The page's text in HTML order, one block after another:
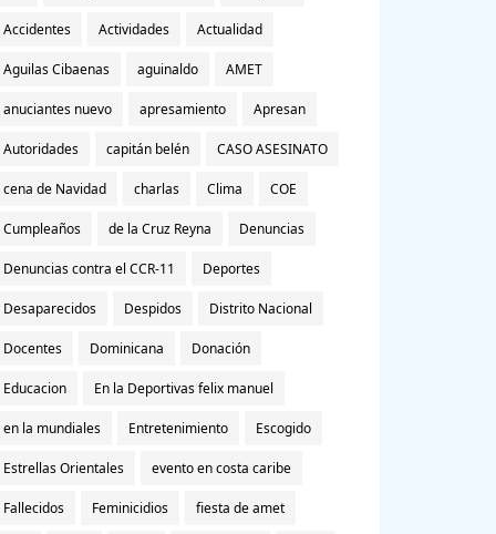
Accidentes Actividades Actualidad
Aguilas Cibaenas aguinaldo AMET
anuciantes nuevo apresamiento Apresan
Autoridades capitán belén CASO ASESINATO
cena de Navidad charlas Clima COE
Cumpleaños de la Cruz Reyna Denuncias
Denuncias contra el CCR-11 Deportes
Desaparecidos Despidos Distrito Nacional
Docentes Dominicana Donación
Educacion En la Deportivas felix manuel
en la mundiales Entretenimiento Escogido
Estrellas Orientales evento en costa caribe
Fallecidos Feminicidios fiesta de amet